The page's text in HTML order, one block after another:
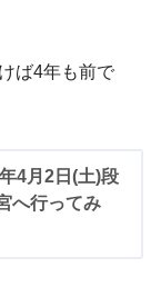
ば4年も前で
4月2日(土)段
へ行ってみ